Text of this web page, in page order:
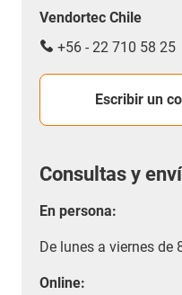
Vendortec Chile
+56 - 22 710 58 25
Escribir un
Consultas y
En persona:
De lunes a viernes de
Online: